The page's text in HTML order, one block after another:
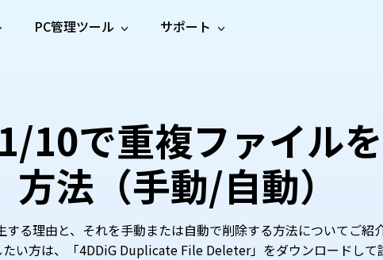
データ復元
のデータを復元
LINE データ復元
LINEのデータを復元
動画修
写真修
復
メント
修復
音声修
復
動画高
画質化
AI
写真高
画質化
AI
オンライン
オンライン
PC管理ツール
ルを検出・削除
Cleamio
新製
品
リーンアップ＆最適化
WindowsのDLLエラーを修復
Email Repair
破損したPST/OSTファイルを修復
· ハ
· C
·
サポート
イドセンター
イド
処法
で重複ファイル
方法（手動/自動）
る理由と、それを手動または自動で削除する方法についてご紹
い方は、「4DDiG Duplicate File Deleter」をダウンロードして